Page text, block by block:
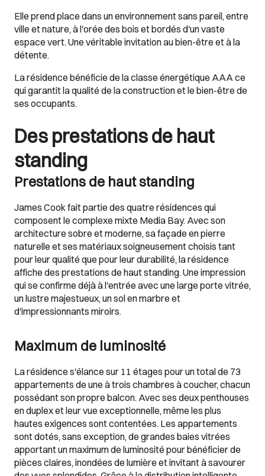
Elle prend place dans un environnement sans pareil, entre
ville et nature, à l'orée des bois et bordés d'un vaste
espace vert. Une véritable invitation au bien-être et à la
détente.
La résidence bénéficie de la classe énergétique AAA ce
qui garantit la qualité de la construction et le bien-être de
ses occupants.
Des prestations de haut
standing
Prestations de haut standing
James Cook fait partie des quatre résidences qui
composent le complexe mixte Media Bay. Avec son
architecture sobre et moderne, sa façade en pierre
naturelle et ses matériaux soigneusement choisis tant
pour leur qualité que pour leur durabilité, la résidence
affiche des prestations de haut standing. Une impression
qui se confirme déjà à l'entrée avec une large porte vitrée,
un lustre majestueux, un sol en marbre et
d'impressionnants miroirs.
Maximum de luminosité
La résidence s'élance sur 11 étages pour un total de 73
appartements de une à trois chambres à coucher, chacun
possédant son propre balcon. Avec ses deux penthouses
en duplex et leur vue exceptionnelle, même les plus
hautes exigences sont contentées. Les appartements
sont dotés, sans exception, de grandes baies vitrées
apportant un maximum de luminosité pour bénéficier de
pièces claires, inondées de lumière et invitant à savourer